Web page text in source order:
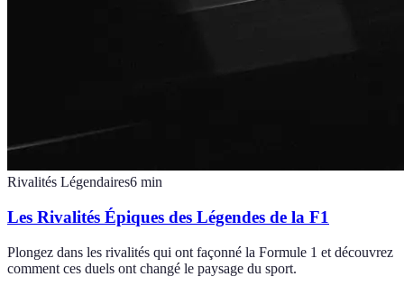
Rivalités Légendaires6 min
Les Rivalités Épiques des Légendes de la F1
Plongez dans les rivalités qui ont façonné la Formule 1 et découvrez
comment ces duels ont changé le paysage du sport.